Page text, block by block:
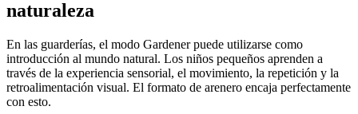
naturaleza
En las guarderías, el modo Gardener puede utilizarse como
introducción al mundo natural. Los niños pequeños aprenden a
través de la experiencia sensorial, el movimiento, la repetición y la
retroalimentación visual. El formato de arenero encaja perfectamente
con esto.